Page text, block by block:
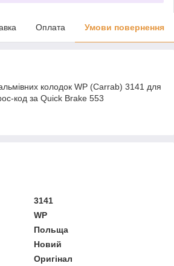
Оплата Умови повернення
колодок WP (Carrab) 3141 для
код за Quick Brake 553
3141
WP
Польща
Новий
Оригінал